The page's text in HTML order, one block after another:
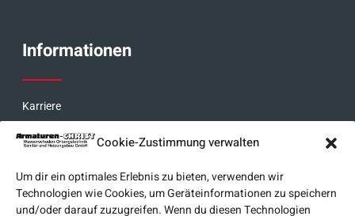
Cookie-Zustimmung verwalten
Um dir ein optimales Erlebnis zu bieten, verwenden wir
Technologien wie Cookies, um Geräteinformationen zu speichern
und/oder darauf zuzugreifen. Wenn du diesen Technologien
Informationen
Karriere
Über uns
Bewertungen